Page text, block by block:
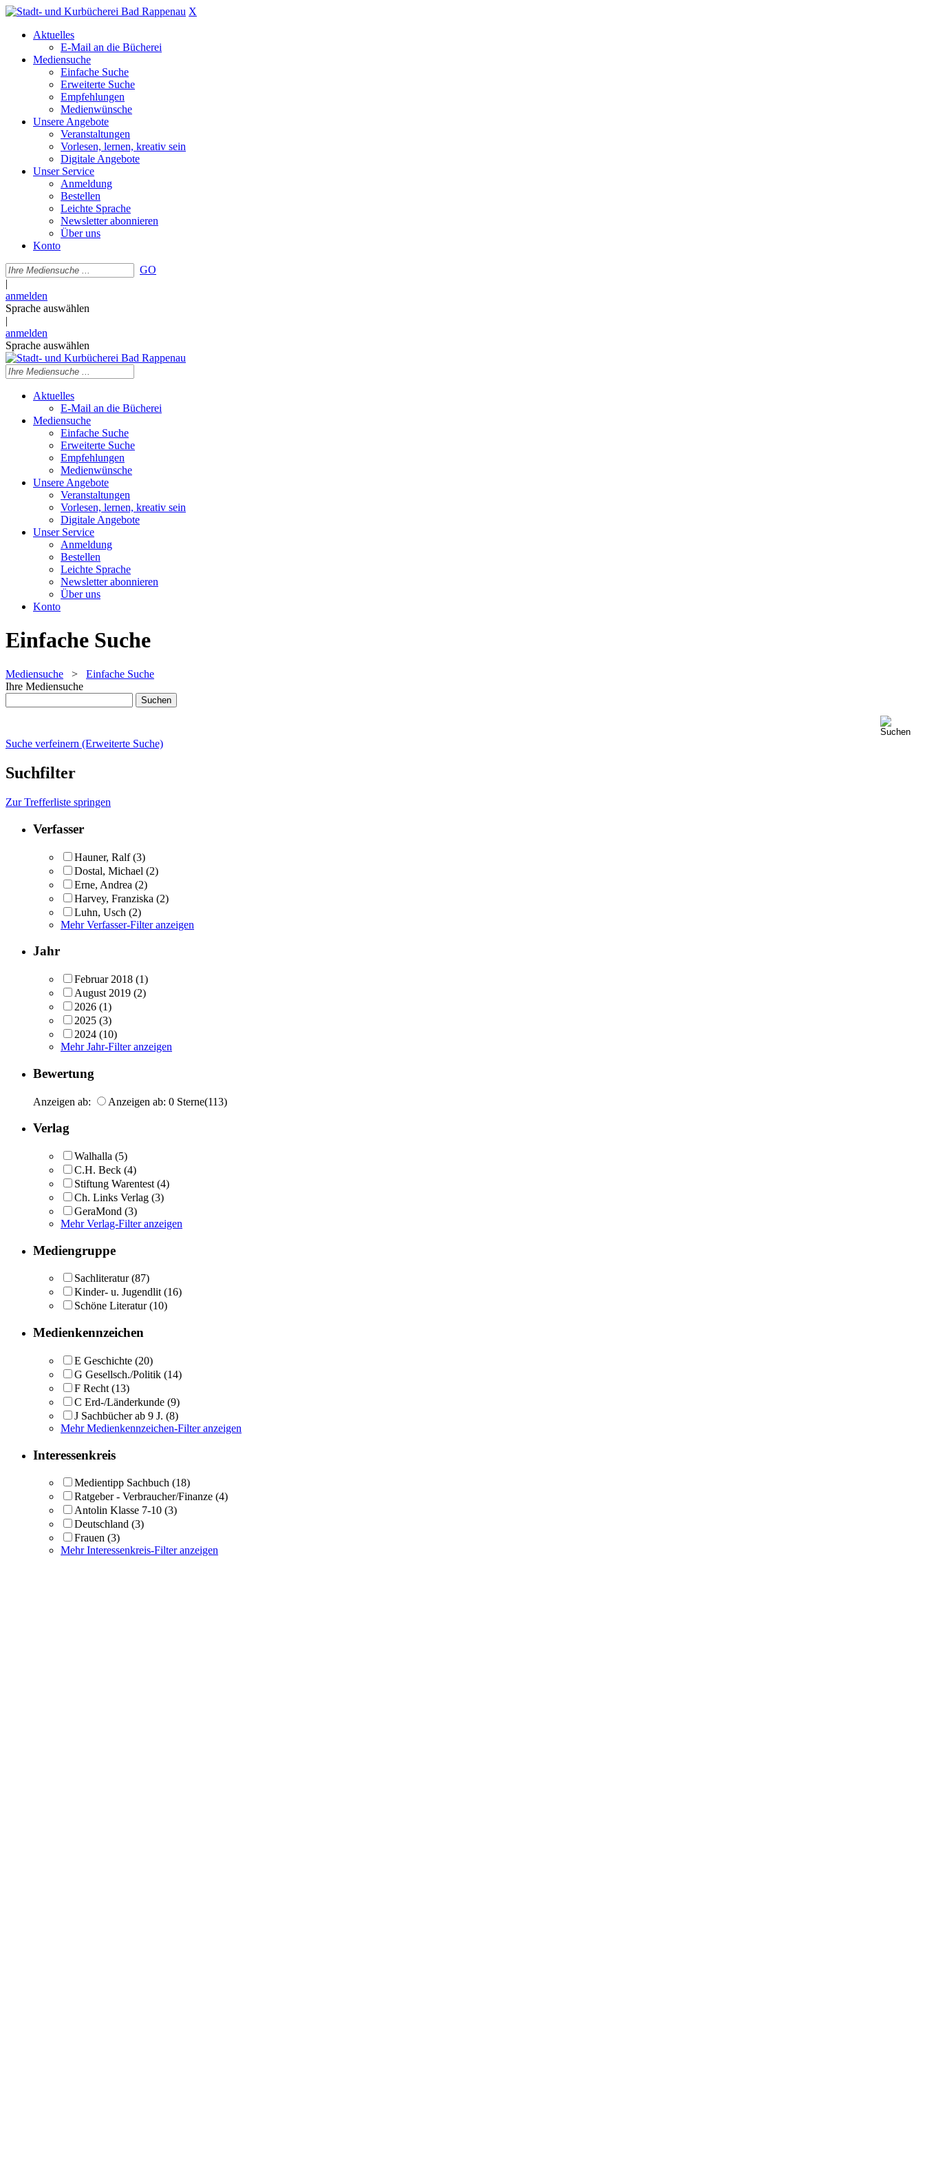
X
Aktuelles
E-Mail an die Bücherei
Mediensuche
Einfache Suche
Erweiterte Suche
Empfehlungen
Medienwünsche
Unsere Angebote
Veranstaltungen
Vorlesen, lernen, kreativ sein
Digitale Angebote
Unser Service
Anmeldung
Bestellen
Leichte Sprache
Newsletter abonnieren
Über uns
Konto
GO
|
anmelden
Sprache auswählen
|
anmelden
Sprache auswählen
Aktuelles
E-Mail an die Bücherei
Mediensuche
Einfache Suche
Erweiterte Suche
Empfehlungen
Medienwünsche
Unsere Angebote
Veranstaltungen
Vorlesen, lernen, kreativ sein
Digitale Angebote
Unser Service
Anmeldung
Bestellen
Leichte Sprache
Newsletter abonnieren
Über uns
Konto
Einfache Suche
Mediensuche > Einfache Suche
Ihre Mediensuche
Suche verfeinern (Erweiterte Suche)
Suchfilter
Zur Trefferliste springen
Verfasser
Hauner, Ralf (3)
Dostal, Michael (2)
Erne, Andrea (2)
Harvey, Franziska (2)
Luhn, Usch (2)
Mehr Verfasser-Filter anzeigen
Jahr
Februar 2018 (1)
August 2019 (2)
2026 (1)
2025 (3)
2024 (10)
Mehr Jahr-Filter anzeigen
Bewertung
Anzeigen ab: Anzeigen ab: 0 Sterne(113)
Verlag
Walhalla (5)
C.H. Beck (4)
Stiftung Warentest (4)
Ch. Links Verlag (3)
GeraMond (3)
Mehr Verlag-Filter anzeigen
Mediengruppe
Sachliteratur (87)
Kinder- u. Jugendlit (16)
Schöne Literatur (10)
Medienkennzeichen
E Geschichte (20)
G Gesellsch./Politik (14)
F Recht (13)
C Erd-/Länderkunde (9)
J Sachbücher ab 9 J. (8)
Mehr Medienkennzeichen-Filter anzeigen
Interessenkreis
Medientipp Sachbuch (18)
Ratgeber - Verbraucher/Finanze (4)
Antolin Klasse 7-10 (3)
Deutschland (3)
Frauen (3)
Mehr Interessenkreis-Filter anzeigen